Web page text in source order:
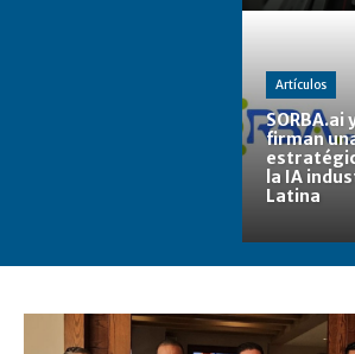
Artículos
SORBA.ai
firman
la IA
Latina